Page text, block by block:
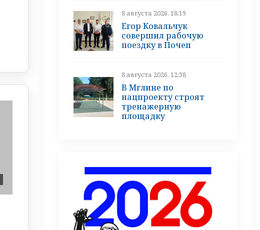
8 августа 2026, 18:19
Егор Ковальчук
совершил рабочую
поездку в Почеп
8 августа 2026, 12:38
В Мглине по
нацпроекту строят
тренажерную
площадку